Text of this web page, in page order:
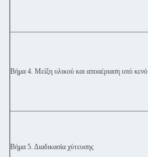
Βήμα 4. Μείξη υλικού και αποαέριαση υπό κενό
Βήμα 5. Διαδικασία χύτευσης